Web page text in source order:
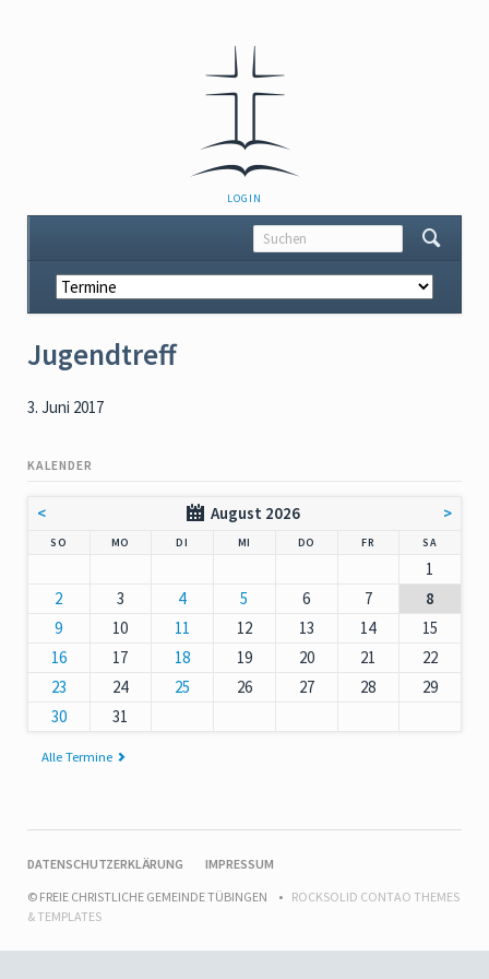
NAVIGATION
ÜBERSPRINGEN
LOGIN
Navigation
überspringen
Jugendtreff
3. Juni 2017
KALENDER
< August 2026 >
SO MO DI MI DO NNERSTAG
FR SAMSTAG
1
2
3 4 5 6 7
8
9
10 11 12 13 14
15
16
17 18 19 20 21
22
23
24 25 26 27 28
29
30
31
Alle Termine
NAVIGATION
DATENSCHUTZERKLÄRUNG
IMPRESSUM
© FREIE CHRISTLICHE GEMEINDE TÜBINGEN
ROCKSOLID CONTAO THEMES
& TEMPLATES